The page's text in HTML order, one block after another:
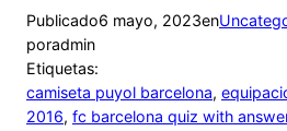
Publicado6 mayo, 2023en
poradmin
Etiquetas:
camiseta puyol barcelona,
2016, fc barcelona quiz with